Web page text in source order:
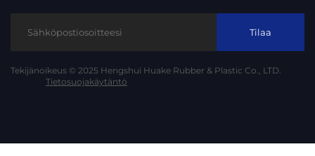
Tilaa
Tekijänoikeus © 2025 Hengshui Huake Rubber & Plastic Co., LTD.
Tietosuojakäytäntö